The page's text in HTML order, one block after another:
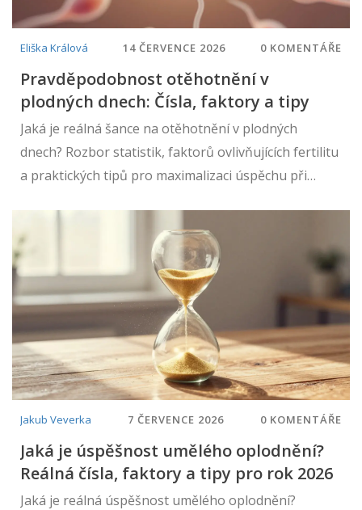
Eliška Králová 14 ČERVENCE 2026 0 KOMENTÁŘE
Pravděpodobnost otěhotnění v
plodných dnech: Čísla, faktory a tipy
Jaká je reálná šance na otěhotnění v plodných
dnech? Rozbor statistik, faktorů ovlivňujících fertilitu
a praktických tipů pro maximalizaci úspěchu při
Jakub Veverka 7 ČERVENCE 2026 0 KOMENTÁŘE
Jaká je úspěšnost umělého oplodnění?
Reálná čísla, faktory a tipy pro rok 2026
Jaká je reálná úspěšnost umělého oplodnění?